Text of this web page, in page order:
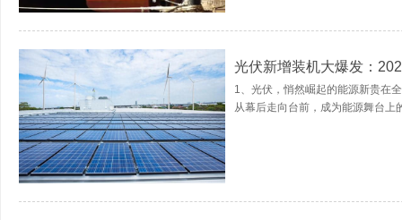
光伏新增装机大爆发：
1、光伏，悄然崛起的能源新贵在
从幕后走向台前，成为能源舞台上